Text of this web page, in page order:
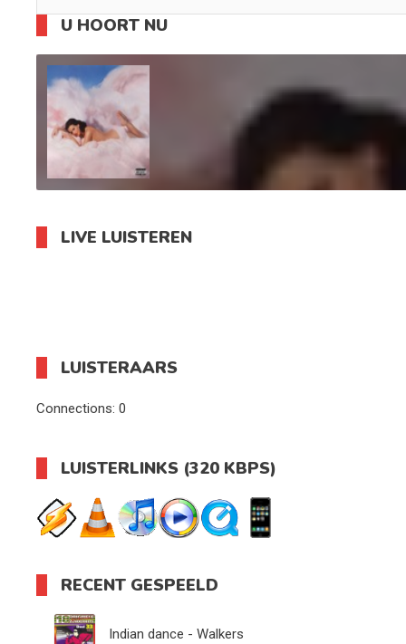
U HOORT NU
LIVE LUISTEREN
LUISTERAARS
Connections: 0
LUISTERLINKS (320 KBPS)
RECENT GESPEELD
Indian dance - Walkers